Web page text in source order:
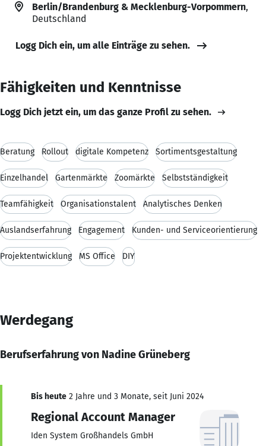
Berlin/Brandenburg & Mecklenburg-Vorpommern,
Deutschland
Logg Dich ein, um alle Einträge zu sehen.
Fähigkeiten und Kenntnisse
Logg Dich jetzt ein, um das ganze Profil zu sehen.
Beratung Rollout digitale Kompetenz Sortimentsgestaltung
Einzelhandel Gartenmärkte Zoomärkte Selbstständigkeit
Teamfähigkeit Organisationstalent Analytisches Denken
Auslandserfahrung Engagement Kunden- und Serviceorientierung
Projektentwicklung MS Office DIY
Werdegang
Berufserfahrung von Nadine Grüneberg
Bis heute 2 Jahre und 3 Monate, seit Juni 2024
Regional Account Manager
Iden System Großhandels GmbH